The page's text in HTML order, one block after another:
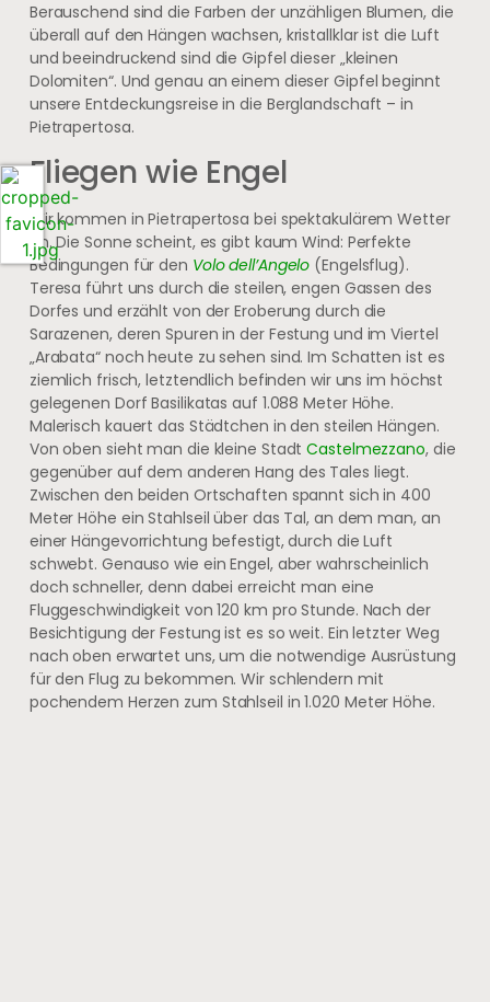
Berauschend sind die Farben der unzähligen Blumen, die
überall auf den Hängen wachsen, kristallklar ist die Luft
und beeindruckend sind die Gipfel dieser „kleinen
Dolomiten“. Und genau an einem dieser Gipfel beginnt
unsere Entdeckungsreise in die Berglandschaft – in
Pietrapertosa.
Fliegen wie Engel
Wir kommen in Pietrapertosa bei spektakulärem Wetter
an. Die Sonne scheint, es gibt kaum Wind: Perfekte
Bedingungen für den Volo dell’Angelo (Engelsflug).
Teresa führt uns durch die steilen, engen Gassen des
Dorfes und erzählt von der Eroberung durch die
Sarazenen, deren Spuren in der Festung und im Viertel
„Arabata“ noch heute zu sehen sind. Im Schatten ist es
ziemlich frisch, letztendlich befinden wir uns im höchst
gelegenen Dorf Basilikatas auf 1.088 Meter Höhe.
Malerisch kauert das Städtchen in den steilen Hängen.
Von oben sieht man die kleine StadtCastelmezzano, die
gegenüber auf dem anderen Hang des Tales liegt.
Zwischen den beiden Ortschaften spannt sich in 400
Meter Höhe ein Stahlseil über das Tal, an dem man, an
einer Hängevorrichtung befestigt, durch die Luft
schwebt. Genauso wie ein Engel, aber wahrscheinlich
doch schneller, denn dabei erreicht man eine
Fluggeschwindigkeit von 120 km pro Stunde. Nach der
Besichtigung der Festung ist es so weit. Ein letzter Weg
nach oben erwartet uns, um die notwendige Ausrüstung
für den Flug zu bekommen. Wir schlendern mit
pochendem Herzen zum Stahlseil in 1.020 Meter Höhe.